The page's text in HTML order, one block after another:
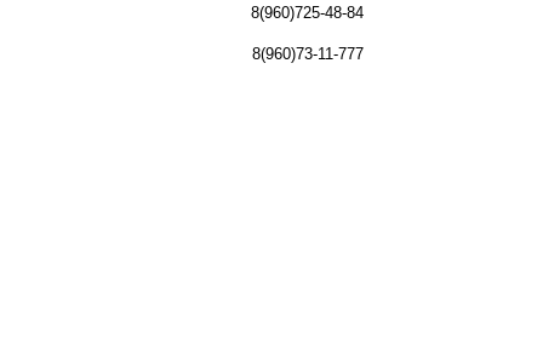
8(960)725-48-84
8(960)73-11-777